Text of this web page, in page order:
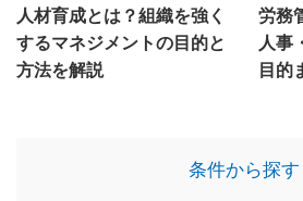
人材育成とは？組織を強く
するマネジメントの目的と
方法を解説
労務
人事
目的
条件から探す